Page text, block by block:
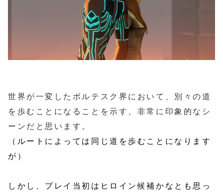
世界が一変したボルテスク界において、別々の道
を歩むことになることを示す、非常に印象的なシ
ーンだと思います。
（ルートによっては同じ道を歩むことになります
が）
しかし、プレイ当初はヒロイン候補かなとも思っ